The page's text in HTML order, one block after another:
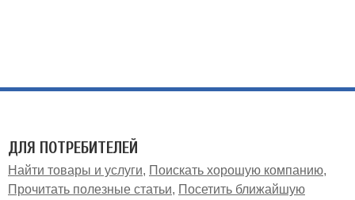
ДЛЯ ПОТРЕБИТЕЛЕЙ
Найти товары и услуги
Поискать хорошую компанию
Прочитать полезные статьи
Посетить ближайшую